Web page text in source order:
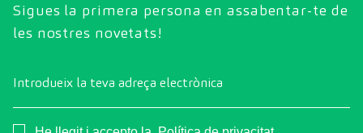
Sigues la primera persona en assabentar-te de
les nostres novetats!
Introdueix la teva adreça electrònica
Consentimiento